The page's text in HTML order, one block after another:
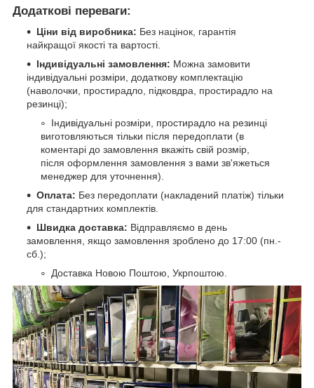
Додаткові переваги:
Ціни від виробника: Без націнок, гарантія
найкращої якості та вартості.
Індивідуальні замовлення: Можна замовити
індивідуальні розміри, додаткову комплектацію
(наволочки, простирадло, підковдра, простирадло на
резинці);
Індивідуальні розміри, простирадло на резинці
виготовляються тільки після передоплати (в
коментарі до замовлення вкажіть свій розмір,
після оформлення замовлення з вами зв'яжеться
менеджер для уточнення).
Оплата: Без передоплати (накладений платіж) тільки
для стандартних комплектів.
Швидка доставка: Відправляємо в день
замовлення, якщо замовлення зроблено до 17:00 (пн.-
сб.);
Доставка Новою Поштою, Укрпоштою.